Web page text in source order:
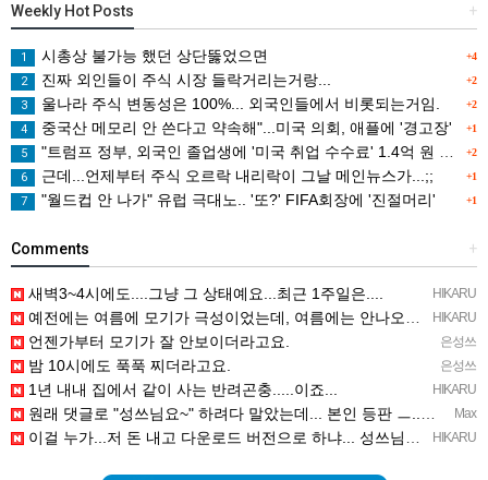
+
Weekly Hot Posts
+4
1 시총상 불가능 했던 상단뚫었으면
+2
2 진짜 외인들이 주식 시장 들락거리는거랑...
+2
3 울나라 주식 변동성은 100%... 외국인들에서 비롯되는거임.
+1
4 중국산 메모리 안 쓴다고 약속해"...미국 의회, 애플에 '경고장'
+2
5 "트럼프 정부, 외국인 졸업생에 '미국 취업 수수료' 1.4억 원 검토
+1
6 근데...언제부터 주식 오르락 내리락이 그날 메인뉴스가...;;
+1
7 "월드컵 안 나가" 유럽 극대노.. '또?' FIFA회장에 '진절머리'
+
Comments
HIKARU
새벽3~4시에도....그냥 그 상태예요...최근 1주일은....
HIKARU
예전에는 여름에 모기가 극성이었는데, 여름에는 안나오는 것 같은.....ㅎ ㅎ)
은성쓰
언젠가부터 모기가 잘 안보이더라고요.
은성쓰
밤 10시에도 푹푹 찌더라고요.
HIKARU
1년 내내 집에서 같이 사는 반려곤충.....이죠...
Max
원래 댓글로 "성쓰님요~" 하려다 말았는데... 본인 등판 ㅡ..ㅡy~
HIKARU
이걸 누가...저 돈 내고 다운로드 버전으로 하냐... 성쓰님이 계셨다!!!...